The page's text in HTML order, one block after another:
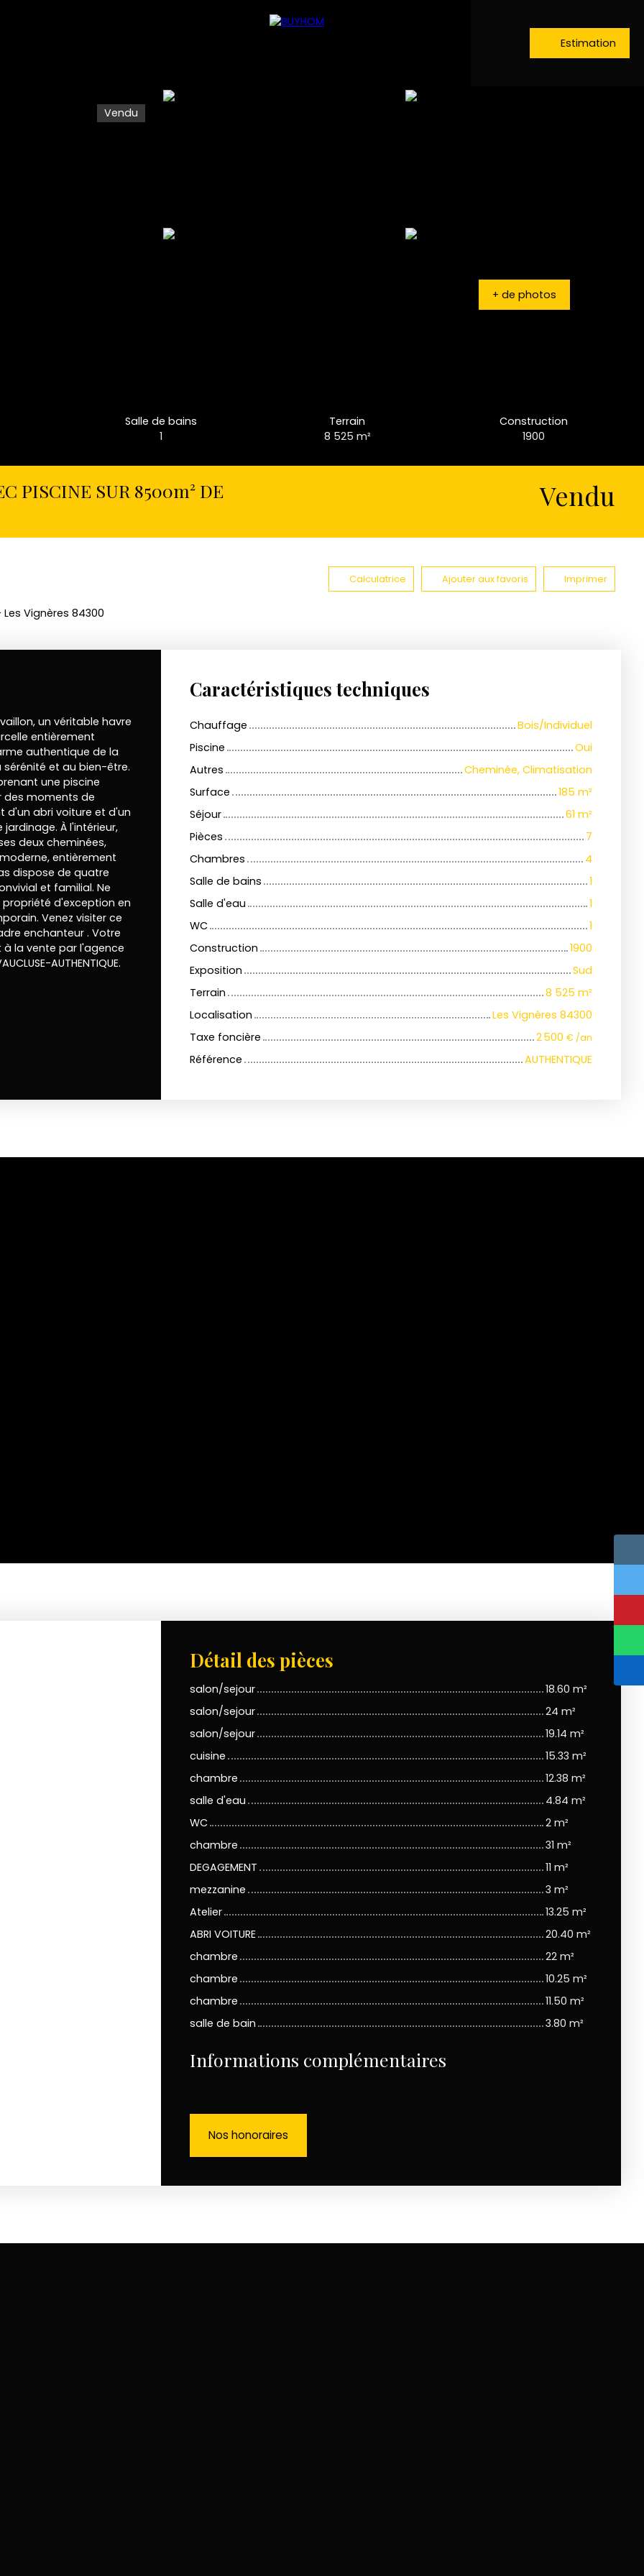
Estimation
Vendu
+ de photos
Salle de bains
1
Terrain
8 525 m²
Construction
1900
PISCINE SUR 8500m² DE Vendu
Calculatrice Ajouter aux favoris Imprimer
Vignères 84300
un véritable havre
entièrement
authentique de la
et au bien-être.
une piscine
des moments de
d'un abri voiture et d'un
À l'intérieur,
deux cheminées,
entièrement
dispose de quatre
et familial. Ne
d'exception en
Venez visiter ce
enchanteur . Votre
la vente par l'agence
AUTHENTIQUE.
Caractéristiques techniques
Chauffage
Bois/Individuel
Piscine
Oui
Autres
Cheminée, Climatisation
Surface
185 m²
Séjour
61 m²
Pièces
7
Chambres
4
Salle de bains
1
Salle d'eau
1
WC
1
Construction
1900
Exposition
Sud
Terrain
8 525 m²
Localisation
Les Vignères 84300
Taxe foncière
2 500 € /an
Référence AUTHENTIQUE
Détail des pièces
salon/sejour
18.60 m²
salon/sejour
24 m²
salon/sejour
19.14 m²
cuisine
15.33 m²
chambre
12.38 m²
salle d'eau
4.84 m²
WC
2 m²
chambre
31 m²
DEGAGEMENT
11 m²
mezzanine
3 m²
Atelier
13.25 m²
ABRI VOITURE
20.40 m²
chambre
22 m²
chambre
10.25 m²
chambre
11.50 m²
salle de bain
3.80 m²
Informations complémentaires
Nos honoraires